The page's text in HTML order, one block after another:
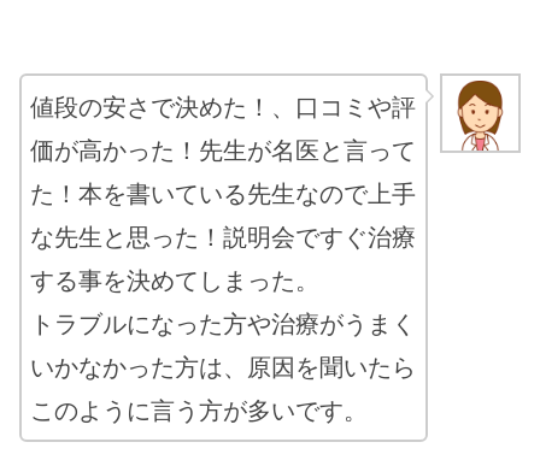
値段の安さで決めた！、口コミや評
価が高かった！先生が名医と言って
た！本を書いている先生なので上手
な先生と思った！説明会ですぐ治療
する事を決めてしまった。
トラブルになった方や治療がうまく
いかなかった方は、原因を聞いたら
このように言う方が多いです。